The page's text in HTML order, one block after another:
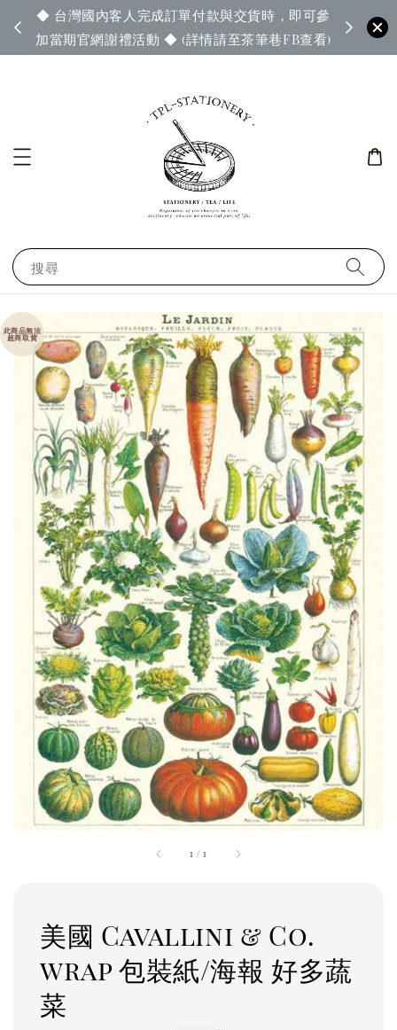
◆ 台灣國內客人完成訂單付款與交貨時，即可參
加當期官網謝禮活動 ◆ (詳情請至茶筆巷FB查看)
◆ 官
搜尋
1 /1
此商品無法
超商取貨
美國 Cavallini & Co.
wrap 包裝紙/海報 好多蔬
菜